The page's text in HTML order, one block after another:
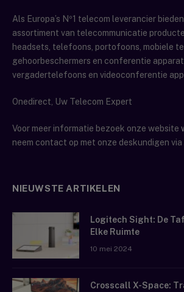
Als Europa’s Nº1 telecom leverancier
assortiment van telecommunicatie
headsets, telefoons, portofoons, mobiele
gehoorbeschermers en conferentie
vergadertelefoons en videoconferentie
Onedirect, Uw Telecom Expert
Voor meer informatie bezoek onze website
neem contact op met onze deskundigen via
NIEUWSTE ARTIKELEN
Logitech Sight: De
Elke Ruimte
10 mei 2024
Crosscall X-Space: